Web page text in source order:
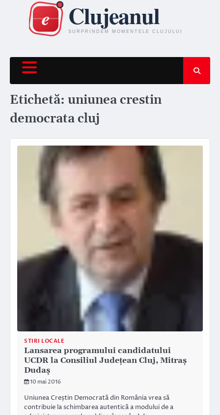
content
Etichetă: uniunea crestin
democrata cluj
STIRI LOCALE
Lansarea programului candidatului
UCDR la Consiliul Județean Cluj, Mitraș
Dudaș
10 mai 2016
Uniunea Creștin Democrată din România vrea să
contribuie la schimbarea autentică a modului de a